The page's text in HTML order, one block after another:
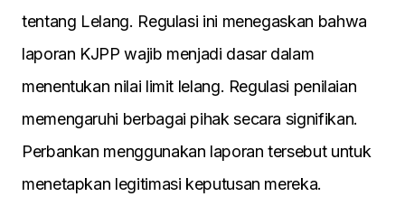
tentang Lelang. Regulasi ini menegaskan bahwa
laporan KJPP wajib menjadi dasar dalam
menentukan nilai limit lelang. Regulasi penilaian
memengaruhi berbagai pihak secara signifikan.
Perbankan menggunakan laporan tersebut untuk
menetapkan legitimasi keputusan mereka.